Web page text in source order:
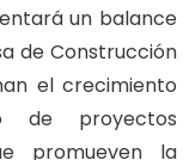
un balance
de Construcción
el crecimiento
de proyectos
promueven la